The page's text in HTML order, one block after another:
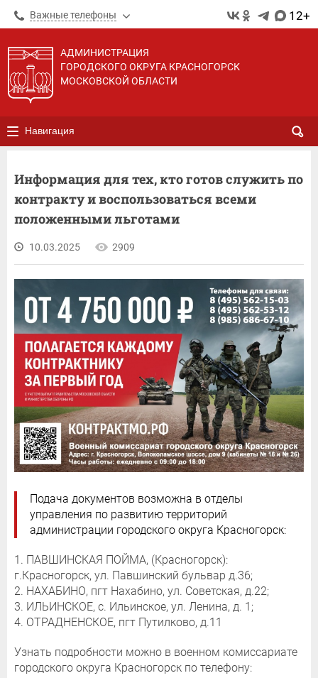
Важные телефоны 12+
АДМИНИСТРАЦИЯ
ГОРОДСКОГО ОКРУГА КРАСНОГОРСК
МОСКОВСКОЙ ОБЛАСТИ
Навигация
Информация для тех, кто готов служить по
контракту и воспользоваться всеми
положенными льготами
10.03.2025 2909
Подача документов возможна в отделы
управления по развитию территорий
администрации городского округа Красногорск:
1. ПАВШИНСКАЯ ПОЙМА, (Красногорск):
г.Красногорск, ул. Павшинский бульвар д.36;
2. НАХАБИНО, пгт Нахабино, ул. Советская, д.22;
3. ИЛЬИНСКОЕ, с. Ильинское, ул. Ленина, д. 1;
4. ОТРАДНЕНСКОЕ, пгт Путилково, д.11
Узнать подробности можно в военном комиссариате
городского округа Красногорск по телефону: